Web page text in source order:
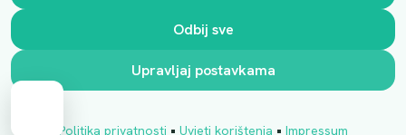
luprivpharm@luprivpharm.com
Ova stranica je zaštićena reCAPTCHA sustavom
Odbij sve
Upravljaj postavkama
Politika privatnosti • Uvjeti korištenja • Impressum